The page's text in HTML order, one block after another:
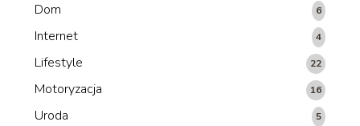
Dom 6
Internet 4
Lifestyle 22
Motoryzacja 16
Uroda 5